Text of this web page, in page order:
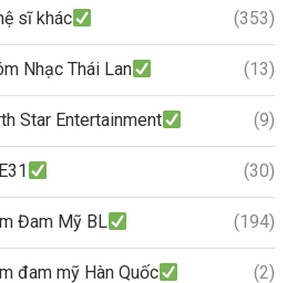
sĩ khác (353)
Nhạc Thái Lan (13)
Star Entertainment (9)
(30)
Đam Mỹ BL (194)
đam mỹ Hàn Quốc (2)